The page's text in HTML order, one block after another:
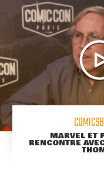
MARVEL ET
RENCONTRE